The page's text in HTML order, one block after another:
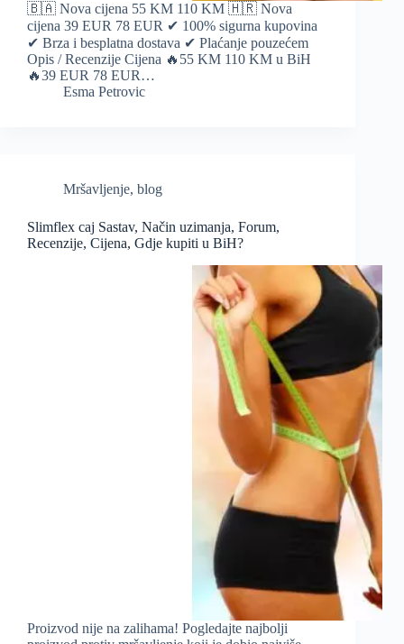
🇧🇦 Nova cijena 55 KM 110 KM 🇭🇷 Nova
cijena 39 EUR 78 EUR ✔ 100% sigurna kupovina
✔ Brza i besplatna dostava ✔ Plaćanje pouzećem
Opis / Recenzije Cijena 🔥55 KM 110 KM u BiH
🔥39 EUR 78 EUR…
Esma Petrovic
Mršavljenje, blog
Slimflex caj Sastav, Način uzimanja, Forum,
Recenzije, Cijena, Gdje kupiti u BiH?
Proizvod nije na zalihama! Pogledajte najbolji